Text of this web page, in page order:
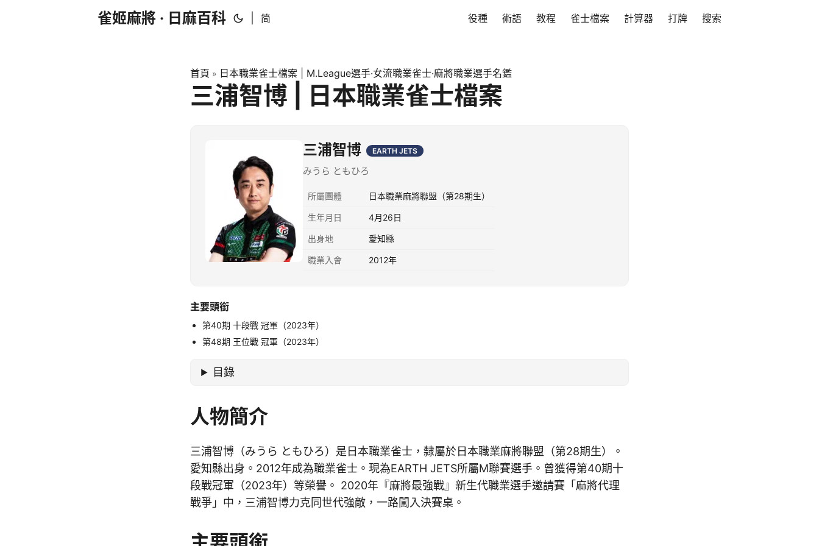
雀姬麻將 · 日麻百科 简 役種 術語 教程 雀士檔案 計算器 打牌 搜索
首頁 » 日本職業雀士檔案 | M.League選手·女流職業雀士·麻將職業選手名鑑
三浦智博 | 日本職業雀士檔案
三浦智博 EARTH JETS
みうら ともひろ
所屬團體 日本職業麻將聯盟（第28期生）
生年月日 4月26日
出身地 愛知縣
職業入會 2012年
主要頭銜
第40期 十段戰 冠軍（2023年）
第48期 王位戰 冠軍（2023年）
目錄
人物簡介
三浦智博（みうら ともひろ）是日本職業雀士，隸屬於日本職業麻將聯盟（第28期生）。
愛知縣出身。2012年成為職業雀士。現為EARTH JETS所屬M聯賽選手。曾獲得第40期十
段戰冠軍（2023年）等榮譽。 2020年『麻將最強戰』新生代職業選手邀請賽「麻將代理
戰爭」中，三浦智博力克同世代強敵，一路闖入決賽桌。